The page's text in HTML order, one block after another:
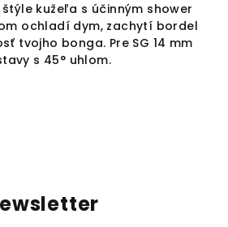
kužeľa s účinným shower
ochladí dym, zachytí bordel
tvojho bonga. Pre SG 14 mm
s 45° uhlom.